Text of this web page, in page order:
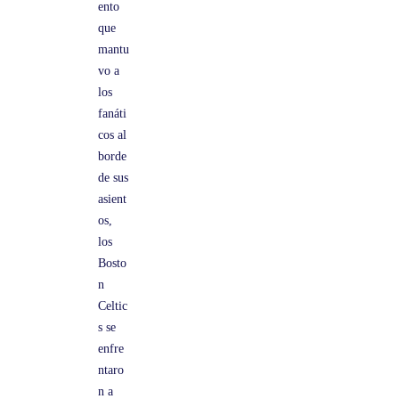
ento
que
mantu
vo a
los
fanáti
cos al
borde
de sus
asient
os,
los
Bosto
n
Celtic
s se
enfre
ntaro
n a